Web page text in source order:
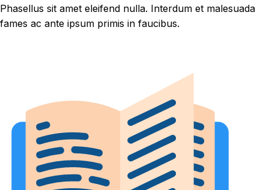
Phasellus sit amet eleifend nulla. Interdum et malesuada
fames ac ante ipsum primis in faucibus.